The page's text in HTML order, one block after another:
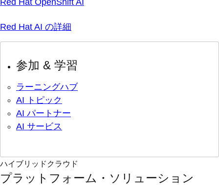
Red Hat OpenShift AI
Red Hat AI の詳細
参加 & 学習
ラーニングハブ
AI トピック
AI パートナー
AI サービス
ハイブリッドクラウド
プラットフォーム・ソリューション